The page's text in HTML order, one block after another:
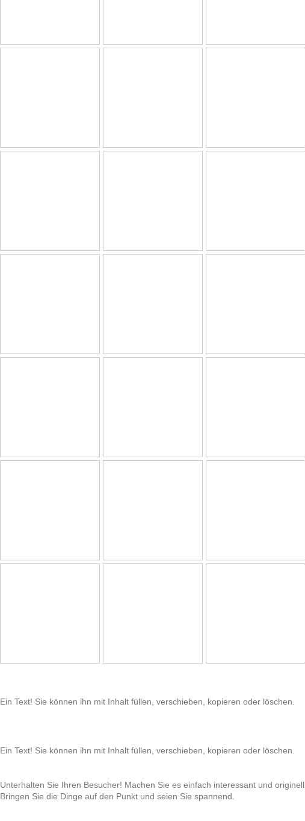
Ein Text! Sie können ihn mit Inhalt füllen, verschieben, kopieren oder löschen.
Ein Text! Sie können ihn mit Inhalt füllen, verschieben, kopieren oder löschen.
Unterhalten Sie Ihren Besucher! Machen Sie es einfach interessant und originell.
Bringen Sie die Dinge auf den Punkt und seien Sie spannend.